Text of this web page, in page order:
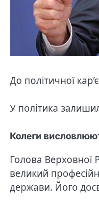
До політичної
У політика
Колеги
Голова Верховної
великий
держави. Його